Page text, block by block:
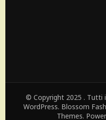
© Copyright 2025 . Tutti
WordPress. Blossom
Themes.